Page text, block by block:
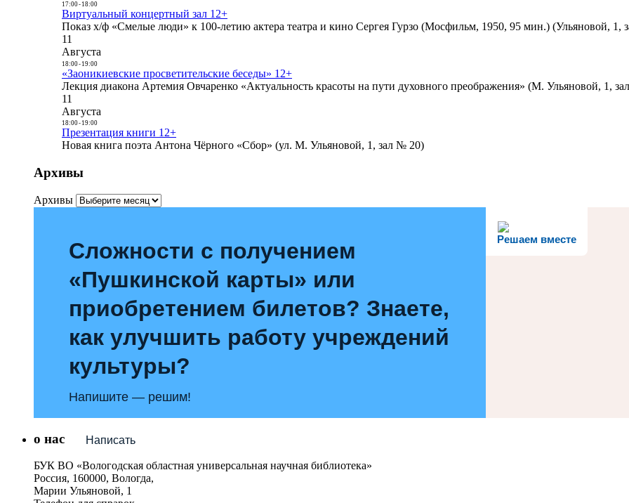
17:00- 18:00
Виртуальный концертный зал 12+
Показ х/ф «Смелые люди» к 100-летию актера театра и кино Сергея Гурзо (Мосфильм, 1950, 95 мин.) (Ульяновой, 1,
11
Августа
18:00- 19:00
«Заоникиевские просветительские беседы» 12+
Лекция диакона Артемия Овчаренко «Актуальность красоты на пути духовного преображения» (М. Ульяновой, 1,
11
Августа
18:00- 19:00
Презентация книги 12+
Новая книга поэта Антона Чёрного «Сбор» (ул. М. Ульяновой, 1, зал № 20)
Архивы
Архивы
Решаем вместе
Сложности с получением
«Пушкинской карты» или
приобретением билетов? Знаете,
как улучшить работу учреждений
культуры?
Напишите — решим!
Написать
о нас
БУК ВО «Вологодская областная универсальная научная библиотека»
Россия, 160000, Вологда,
Марии Ульяновой, 1